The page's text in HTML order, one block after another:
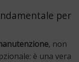
per
, non
è una vera